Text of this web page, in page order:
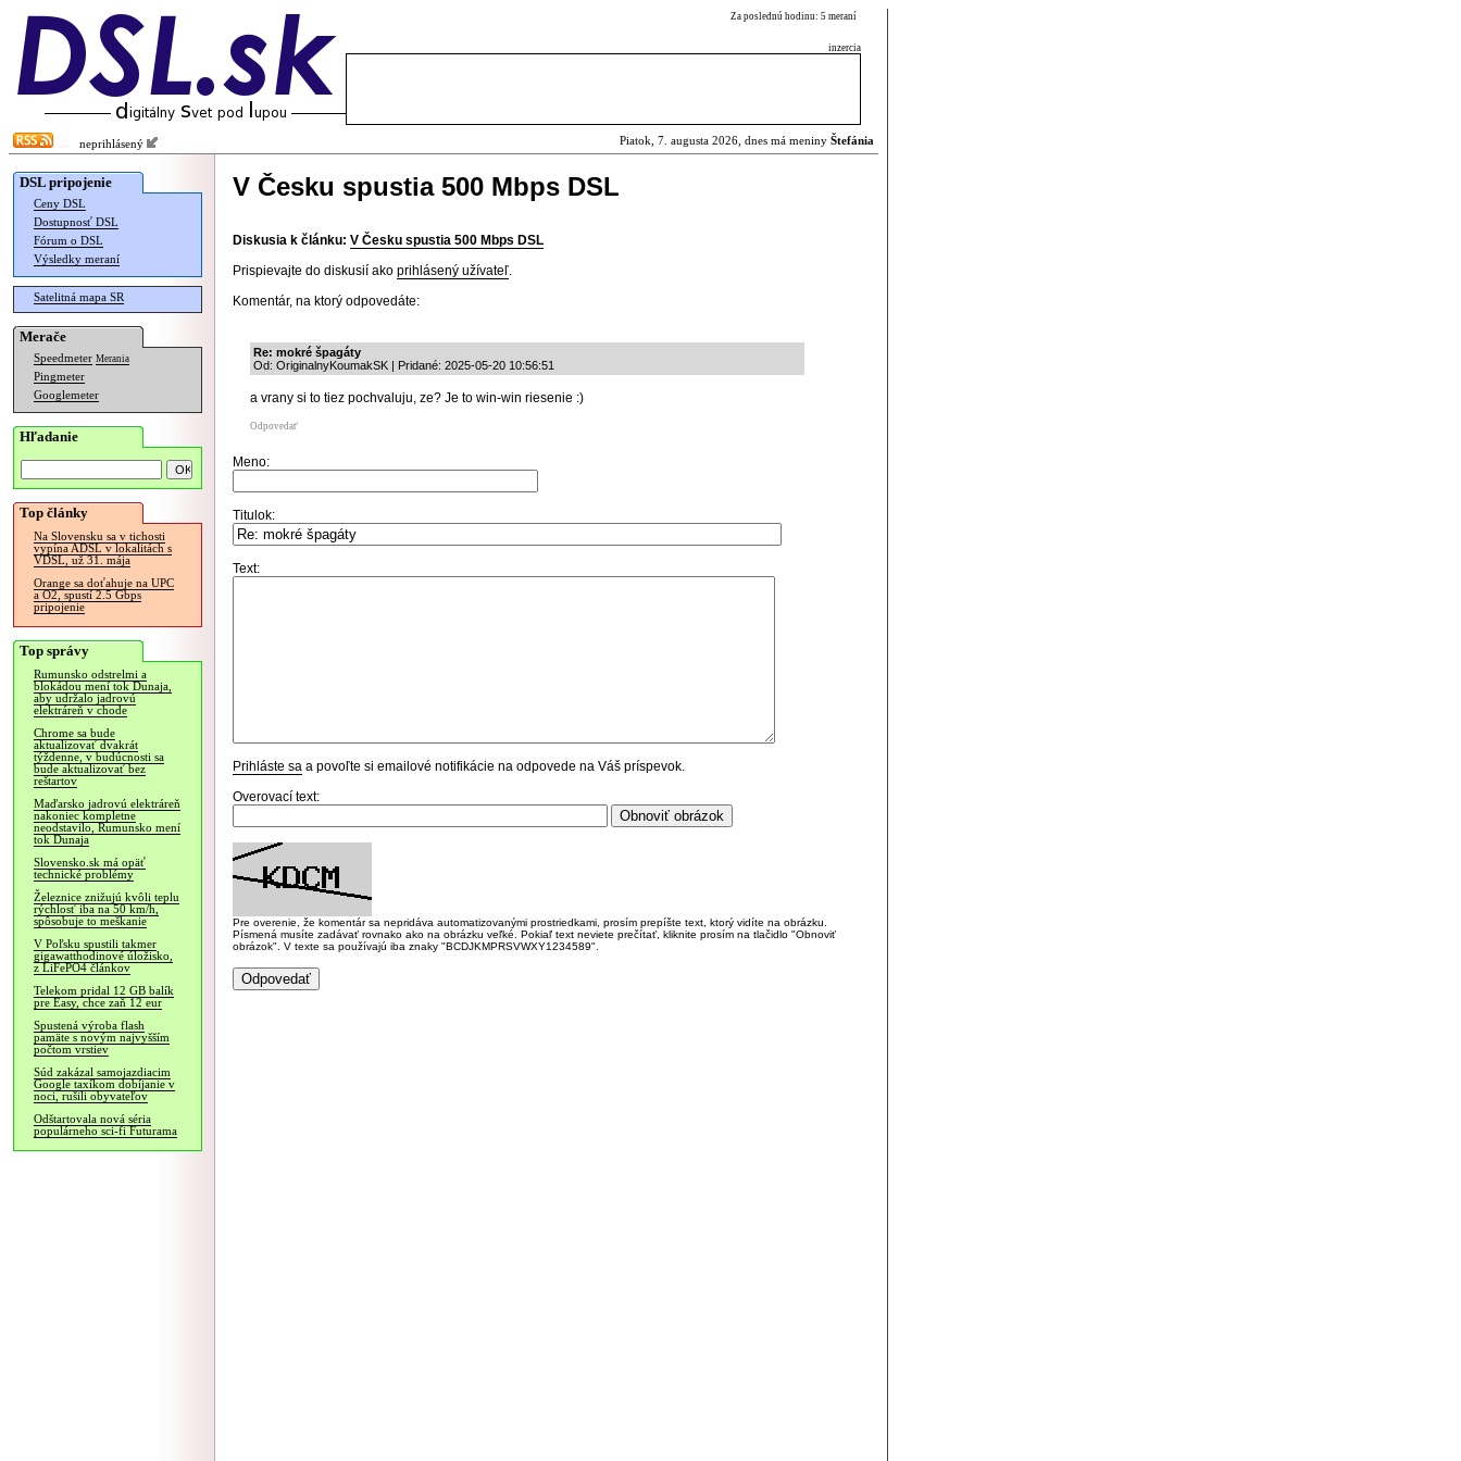
Za poslednú hodinu: 5 meraní
inzercia
neprihlásený Piatok, 7. augusta 2026, dnes má meniny Štefánia
DSL pripojenie
Ceny DSL
Dostupnosť DSL
Fórum o DSL
Výsledky meraní
Satelitná mapa SR
Merače
Speedmeter Merania
Pingmeter
Googlemeter
Hľadanie
Top články
Na Slovensku sa v tichosti
vypína ADSL v lokalitách s
VDSL, už 31. mája
Orange sa doťahuje na UPC
a O2, spustí 2.5 Gbps
pripojenie
Top správy
Rumunsko odstrelmi a
blokádou mení tok Dunaja,
aby udržalo jadrovú
elektráreň v chode
Chrome sa bude
aktualizovať dvakrát
týždenne, v budúcnosti sa
bude aktualizovať bez
reštartov
Maďarsko jadrovú elektráreň
nakoniec kompletne
neodstavilo, Rumunsko mení
tok Dunaja
Slovensko.sk má opäť
technické problémy
Železnice znižujú kvôli teplu
rýchlosť iba na 50 km/h,
spôsobuje to meškanie
V Poľsku spustili takmer
gigawatthodinové úložisko,
z LiFePO4 článkov
Telekom pridal 12 GB balík
pre Easy, chce zaň 12 eur
Spustená výroba flash
pamäte s novým najvyšším
počtom vrstiev
Súd zakázal samojazdiacim
Google taxíkom dobíjanie v
noci, rušili obyvateľov
Odštartovala nová séria
populárneho sci-fi Futurama
V Česku spustia 500 Mbps DSL
Diskusia k článku: V Česku spustia 500 Mbps DSL
Prispievajte do diskusií ako prihlásený užívateľ.
Komentár, na ktorý odpovedáte:
Re: mokré špagáty
Od: OriginalnyKoumakSK | Pridané: 2025-05-20 10:56:51
a vrany si to tiez pochvaluju, ze? Je to win-win riesenie :)
Odpovedať
Meno:
Titulok:
Text:
Prihláste sa a povoľte si emailové notifikácie na odpovede na Váš príspevok.
Overovací text:
Pre overenie, že komentár sa nepridáva automatizovanými prostriedkami, prosím prepíšte text, ktorý vidíte na obrázku.
Písmená musíte zadávať rovnako ako na obrázku veľké. Pokiaľ text neviete prečítať, kliknite prosím na tlačidlo "Obnoviť
obrázok". V texte sa používajú iba znaky "BCDJKMPRSVWXY1234589".